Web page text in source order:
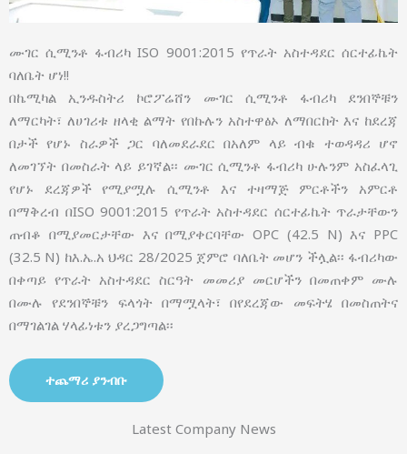
ሙገር ሲሚንቶ ፋብሪካ ISO 9001:2015 የጥራት አስተዳደር ሰርተፊኬት
ባለቤት ሆነ!!
በኬሚካል ኢንዱስትሪ ኮሮፖሬሸን ሙገር ሲሚንቶ ፋብሪካ ደንበኞቹን
ለማርካት፣ ለሀገሪቱ ዘላቂ ልማት የበኩሉን አስተዋፅኦ ለማበርከት እና ከደረጃ
በታች የሆኑ ስራዎች ጋር ባለመደራደር በአለም ላይ ብቁ ተወዳዳሪ ሆኖ
ለመገኘት በመስራት ላይ ይገኛል፡፡ ሙገር ሲሚንቶ ፋብሪካ ሁሉንም አስፈላጊ
የሆኑ ደረጃዎች የሚያሟሉ ሲሚንቶ እና ተዛማጅ ምርቶችን አምርቶ
በማቅረብ በISO 9001:2015 የጥራት አስተዳደር ሰርተፊኬት ጥራታቸውን
ጠብቆ በሚያመርታቸው እና በሚያቀርባቸው OPC (42.5 N) እና PPC
(32.5 N) ከእ.ኤ.አ ህዳር 28/2025 ጀምሮ ባለቤት መሆን ችሏል፡፡ ፋብሪካው
በቀጣይ የጥራት አስተዳደር ስርዓት መመሪያ መርሆችን በመጠቀም ሙሉ
በሙሉ የደንበኞቹን ፍላጎት በማሟላት፣ በየደረጃው መፍትሄ በመስጠትና
በማገልገል ሃላፊነቱን ያረጋግጣል፡፡
ተጨማሪ ያንብቡ
Latest Company News